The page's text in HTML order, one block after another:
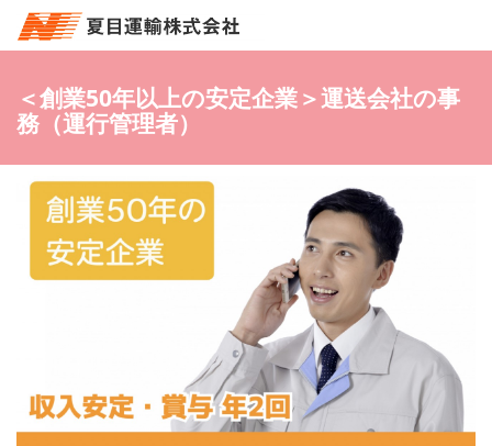
＜創業50年以上の安定企業＞運送会社の事
務（運行管理者）